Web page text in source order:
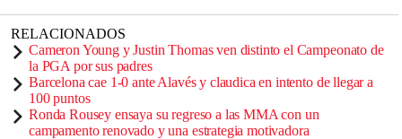
RELACIONADOS
Cameron Young y Justin Thomas ven distinto el Campeonato de
la PGA por sus padres
Barcelona cae 1-0 ante Alavés y claudica en intento de llegar a
100 puntos
Ronda Rousey ensaya su regreso a las MMA con un
campamento renovado y una estrategia motivadora